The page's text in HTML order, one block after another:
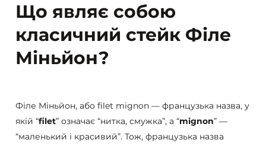
Що являє собою
класичний стейк Філе
Міньйон?
Філе Міньйон, або filet mignon — французька назва, у
якій “filet” означає “нитка, смужка”, а “mignon” —
“маленький і красивий”. Тож, французька назва